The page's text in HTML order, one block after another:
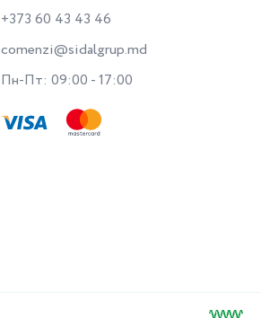
+373 60 43 43 46
comenzi@sidalgrup.md
Пн-Пт: 09:00 - 17:00